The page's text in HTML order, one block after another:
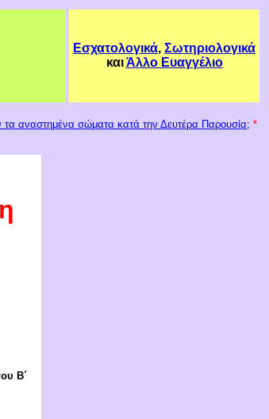
Εσχατολογικά, Σωτηριολογικά
καιΆλλο Ευαγγέλιο
τα αναστημένα σώματα κατά την Δευτέρα Παρουσία; *
Β΄